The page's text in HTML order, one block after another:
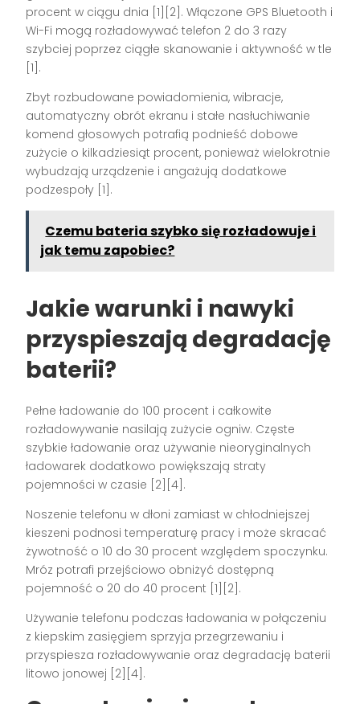
procent w ciągu dnia [1][2]. Włączone GPS Bluetooth i
Wi-Fi mogą rozładowywać telefon 2 do 3 razy
szybciej poprzez ciągłe skanowanie i aktywność w tle
[1].
Zbyt rozbudowane powiadomienia, wibracje,
automatyczny obrót ekranu i stałe nasłuchiwanie
komend głosowych potrafią podnieść dobowe
zużycie o kilkadziesiąt procent, ponieważ wielokrotnie
wybudzają urządzenie i angażują dodatkowe
podzespoły [1].
Czemu bateria szybko się rozładowuje i
jak temu zapobiec?
Jakie warunki i nawyki
przyspieszają degradację
baterii?
Pełne ładowanie do 100 procent i całkowite
rozładowywanie nasilają zużycie ogniw. Częste
szybkie ładowanie oraz używanie nieoryginalnych
ładowarek dodatkowo powiększają straty
pojemności w czasie [2][4].
Noszenie telefonu w dłoni zamiast w chłodniejszej
kieszeni podnosi temperaturę pracy i może skracać
żywotność o 10 do 30 procent względem spoczynku.
Mróz potrafi przejściowo obniżyć dostępną
pojemność o 20 do 40 procent [1][2].
Używanie telefonu podczas ładowania w połączeniu
z kiepskim zasięgiem sprzyja przegrzewaniu i
przyspiesza rozładowywanie oraz degradację baterii
litowo jonowej [2][4].